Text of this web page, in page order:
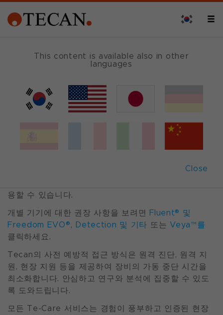
This content is available also in other
languages
Close
Te-Care™ 서비스 계
신뢰성을 유지합니다. Te-Care 서비스 계약은 다양한
용할 수 있습니다.
개별 기기에 대한 권장 사항을 보려면 Fluent® 및
Freedom EVO®, Detection 및 기타 또는Veya™를
클릭하세요.
Tecan의 사전 예방적 접근 방식은 원격 진단, 원격 지
원, 현장 지원 등을 제공하여 장비의 가동 중단 시간을
최소화합니다. 안심하고 연구와 분석에 집중할 수 있도
록 도와드립니다.
모든 Te-Care 서비스는 경험이 풍부하고 인증된 현장